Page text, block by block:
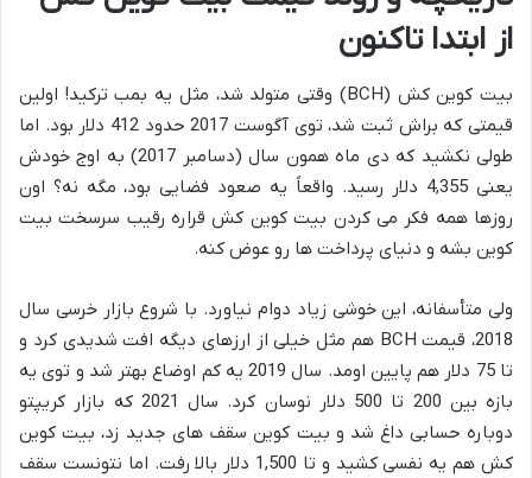
از ابتدا تاکنون
بیت کوین کش (BCH) وقتی متولد شد، مثل یه بمب ترکید! اولین
قیمتی که براش ثبت شد، توی آگوست 2017 حدود 412 دلار بود. اما
طولی نکشید که دی ماه همون سال (دسامبر 2017) به اوج خودش
یعنی 4,355 دلار رسید. واقعاً یه صعود فضایی بود، مگه نه؟ اون
روزها همه فکر می کردن بیت کوین کش قراره رقیب سرسخت بیت
کوین بشه و دنیای پرداخت ها رو عوض کنه.
ولی متأسفانه، این خوشی زیاد دوام نیاورد. با شروع بازار خرسی سال
2018، قیمت BCH هم مثل خیلی از ارزهای دیگه افت شدیدی کرد و
تا 75 دلار هم پایین اومد. سال 2019 یه کم اوضاع بهتر شد و توی یه
بازه بین 200 تا 500 دلار نوسان کرد. سال 2021 که بازار کریپتو
دوباره حسابی داغ شد و بیت کوین سقف های جدید زد، بیت کوین
کش هم یه نفسی کشید و تا 1,500 دلار بالا رفت. اما نتونست سقف